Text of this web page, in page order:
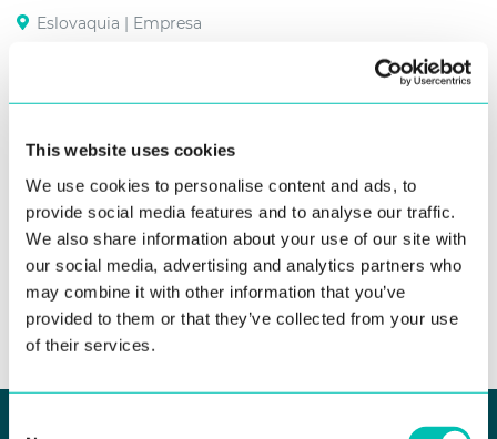
This website uses cookies
We use cookies to personalise content and ads, to
provide social media features and to analyse our traffic.
We also share information about your use of our site with
our social media, advertising and analytics partners who
may combine it with other information that you’ve
provided to them or that they’ve collected from your use
of their services.
Eslovaquia | Empresa
Incorporación de nuevos clientes al banco en
solo 2 minutos. De forma remota.
Leer más
Ver todas las referencias